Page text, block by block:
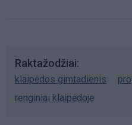
Raktažodžiai
klaipėdos gimtadienis
renginiai klaipėdoje